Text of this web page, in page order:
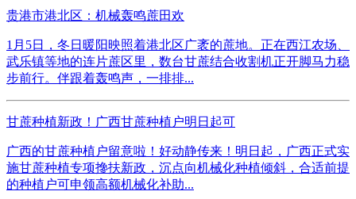
贵港市港北区：机械轰鸣蔗田欢
1月5日，冬日暖阳映照着港北区广袤的蔗地。正在西江农场、
武乐镇等地的连片蔗区里，数台甘蔗结合收割机正开脚马力稳
步前行。伴跟着轰鸣声，一排排...
甘蔗种植新政！广西甘蔗种植户明日起可
广西的甘蔗种植户留意啦！好动静传来！明日起，广西正式实
施甘蔗种植专项搀扶新政，沉点向机械化种植倾斜，合适前提
的种植户可申领高额机械化补助...